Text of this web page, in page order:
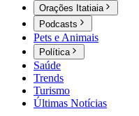
Orações Itatiaia
Podcasts
Pets e Animais
Política
Saúde
Trends
Turismo
Últimas Notícias